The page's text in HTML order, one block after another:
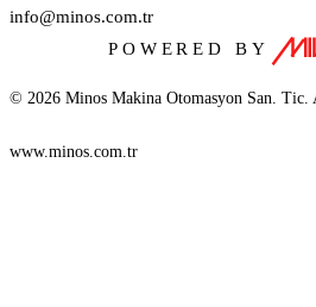
info@minos.com.tr
POWERED BY
© 2026 Minos Makina Otomasyon San. Tic.
www.minos.com.tr